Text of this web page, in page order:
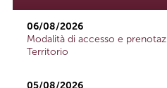
06/08/2026
Modalità di accesso e
Territorio